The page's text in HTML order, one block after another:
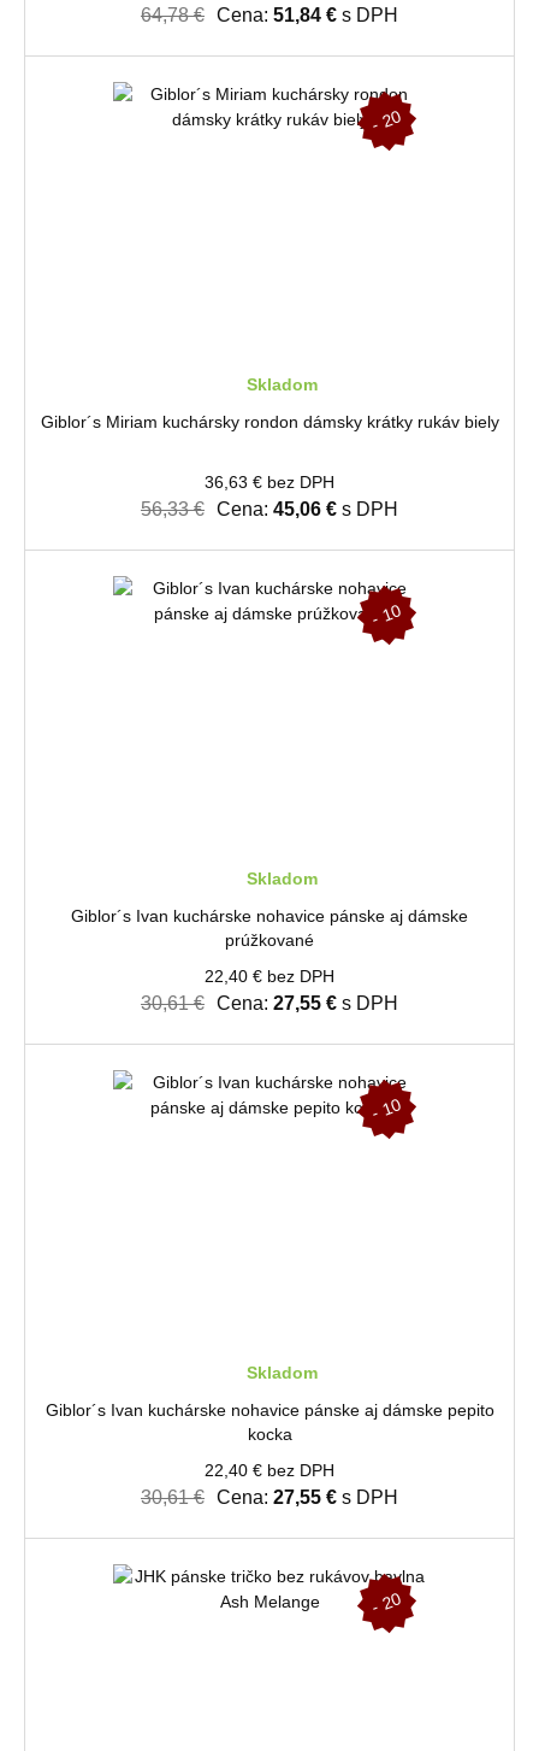
64,78 € Cena: 51,84 € s DPH
-
2
0
Skladom
Giblor´s Miriam kuchársky rondon dámsky krátky rukáv biely
36,63 € bez DPH
56,33 € Cena: 45,06 € s DPH
-
1
0
Skladom
Giblor´s Ivan kuchárske nohavice pánske aj dámske
prúžkované
22,40 € bez DPH
30,61 € Cena: 27,55 € s DPH
-
1
0
Skladom
Giblor´s Ivan kuchárske nohavice pánske aj dámske pepito
kocka
22,40 € bez DPH
30,61 € Cena: 27,55 € s DPH
-
2
0